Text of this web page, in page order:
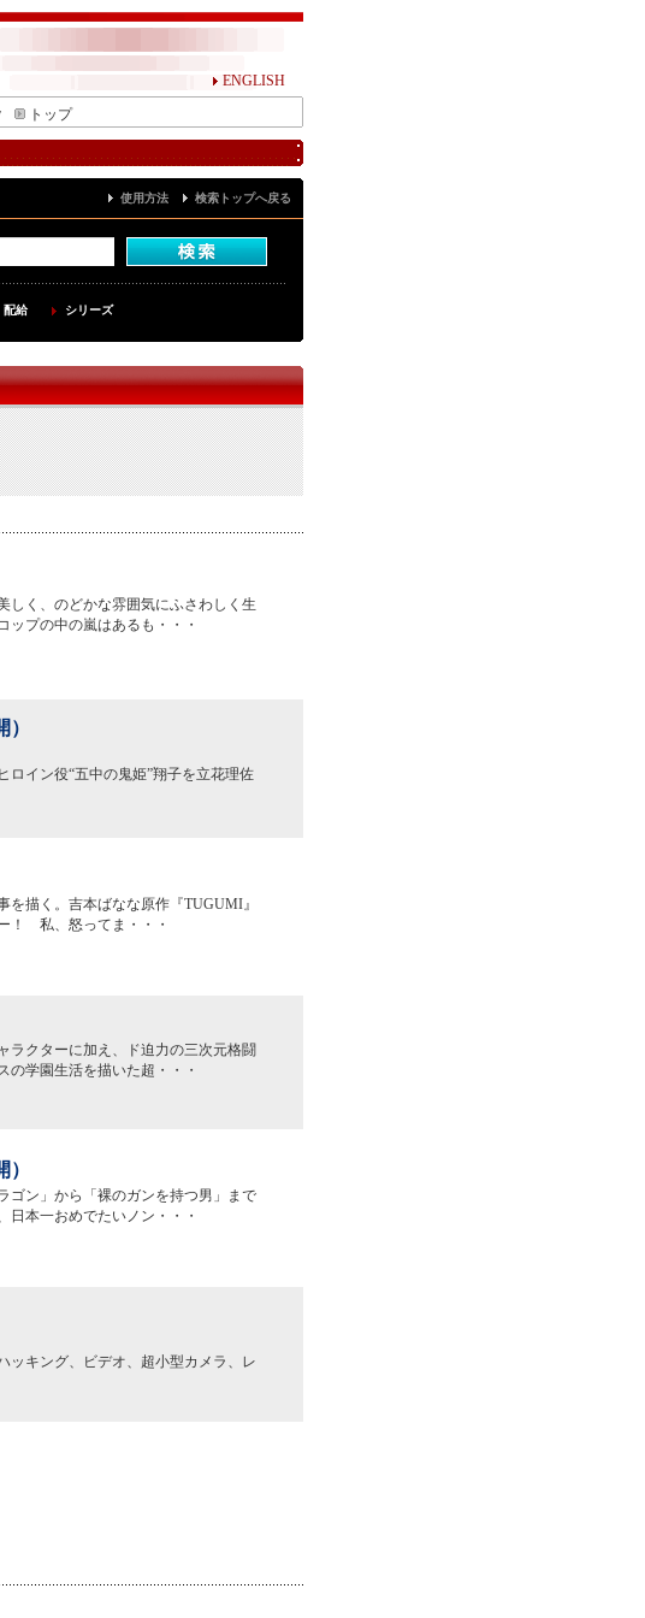
ENGLISH
トップ
使用方法 検索トップへ戻る
配給 シリーズ
しく、のどかな雰囲気にふさわしく生
プの中の嵐はあるも・・・
ロイン役“五中の鬼姫”翔子を立花理佐
描く。吉本ばなな原作『TUGUMI』
！ 私、怒ってま・・・
ラクターに加え、ド迫力の三次元格闘
学園生活を描いた超・・・
ゴン」から「裸のガンを持つ男」まで
本一おめでたいノン・・・
ッキング、ビデオ、超小型カメラ、レ